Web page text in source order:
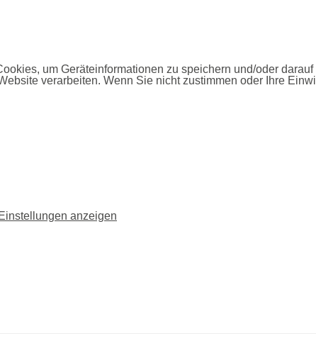
um Geräteinformationen zu speichern und/oder
verarbeiten. Wenn Sie nicht zustimmen oder Ihre
Einstellungen anzeigen